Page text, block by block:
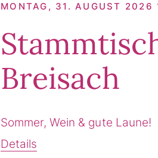
MONTAG, 31. AUGUST
Breisach
Sommer, Wein & gute Laune!
Details